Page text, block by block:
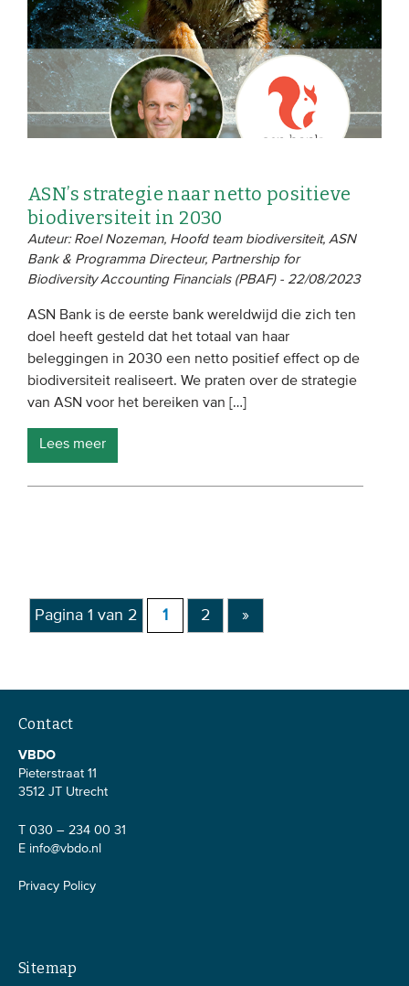
ASN’s strategie naar netto positieve
biodiversiteit in 2030
Auteur: Roel Nozeman, Hoofd team biodiversiteit, ASN
Bank & Programma Directeur, Partnership for
Biodiversity Accounting Financials (PBAF) - 22/08/2023
ASN Bank is de eerste bank wereldwijd die zich ten
doel heeft gesteld dat het totaal van haar
beleggingen in 2030 een netto positief effect op de
biodiversiteit realiseert. We praten over de strategie
van ASN voor het bereiken van […]
Lees meer
Pagina 1 van 2 1 2 »
Contact
VBDO
Pieterstraat 11
3512 JT Utrecht
T 030 – 234 00 31
E info@vbdo.nl
Privacy Policy
Sitemap